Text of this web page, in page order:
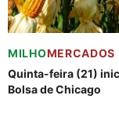
MILHOMERCADOS
Quinta-feira (21)
Bolsa de Chicago